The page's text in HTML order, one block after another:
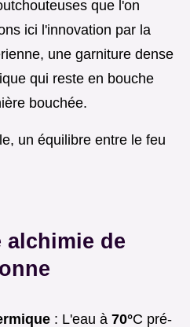
que l'on
ici l'innovation par la
une garniture dense
qui reste en bouche
bouchée.
un équilibre entre le feu
alchimie de
: L'eau à 70°C pré-